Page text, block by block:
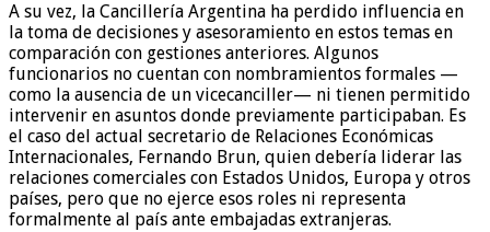
A su vez, la Cancillería Argentina ha perdido influencia en
la toma de decisiones y asesoramiento en estos temas en
comparación con gestiones anteriores. Algunos
funcionarios no cuentan con nombramientos formales —
como la ausencia de un vicecanciller— ni tienen permitido
intervenir en asuntos donde previamente participaban. Es
el caso del actual secretario de Relaciones Económicas
Internacionales, Fernando Brun, quien debería liderar las
relaciones comerciales con Estados Unidos, Europa y otros
países, pero que no ejerce esos roles ni representa
formalmente al país ante embajadas extranjeras.